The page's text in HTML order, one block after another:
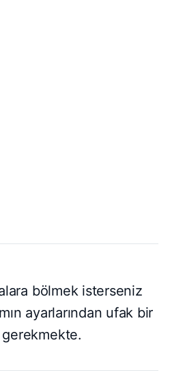
bölmek isterseniz
ayarlarından ufak bir
gerekmekte.